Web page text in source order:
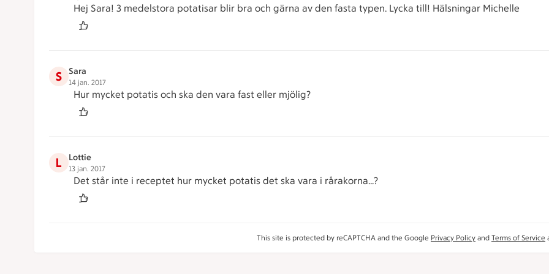
Hej Sara! 3 medelstora potatisar blir bra och gärna av den fasta typen. Lycka till! Hälsningar Michelle
S Sara
14 jan. 2017
Hur mycket potatis och ska den vara fast eller mjölig?
L Lottie
13 jan. 2017
Det står inte i receptet hur mycket potatis det ska vara i rårakorna...?
This site is protected by reCAPTCHA and the Google Privacy Policy and Terms of Service